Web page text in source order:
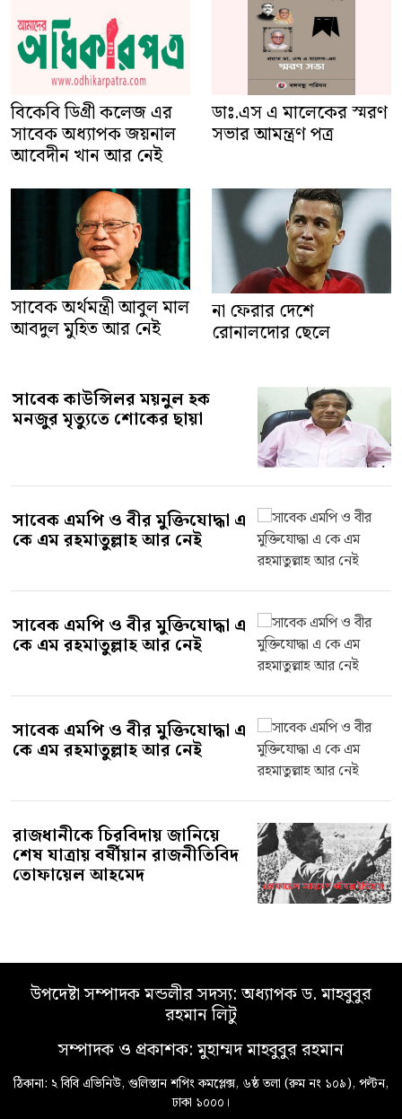
বিকেবি ডিগ্রী কলেজ এর
সাবেক অধ্যাপক জয়নাল
আবেদীন খান আর নেই
ডাঃ.এস এ মালেকের স্মরণ
সভার আমন্ত্রণ পত্র
সাবেক অর্থমন্ত্রী আবুল মাল
আবদুল মুহিত আর নেই
না ফেরার দেশে
রোনালদোর ছেলে
সাবেক কাউন্সিলর ময়নুল হক
মনজুর মৃত্যুতে শোকের ছায়া
সাবেক এমপি ও বীর মুক্তিযোদ্ধা এ
কে এম রহমাতুল্লাহ আর নেই
সাবেক এমপি ও বীর মুক্তিযোদ্ধা এ
কে এম রহমাতুল্লাহ আর নেই
সাবেক এমপি ও বীর মুক্তিযোদ্ধা এ
কে এম রহমাতুল্লাহ আর নেই
রাজধানীকে চিরবিদায় জানিয়ে
শেষ যাত্রায় বর্ষীয়ান রাজনীতিবিদ
তোফায়েল আহমেদ
উপদেষ্টা সম্পাদক মন্ডলীর সদস্য: অধ্যাপক ড. মাহবুবুর
রহমান লিটু
সম্পাদক ও প্রকাশক: মুহাম্মদ মাহবুবুর রহমান
ঠিকানা: ২ বিবি এভিনিউ, গুলিস্তান শপিং কমপ্লেক্স, ৬ষ্ঠ তলা (রুম নং ১০৯), পল্টন,
ঢাকা ১০০০।